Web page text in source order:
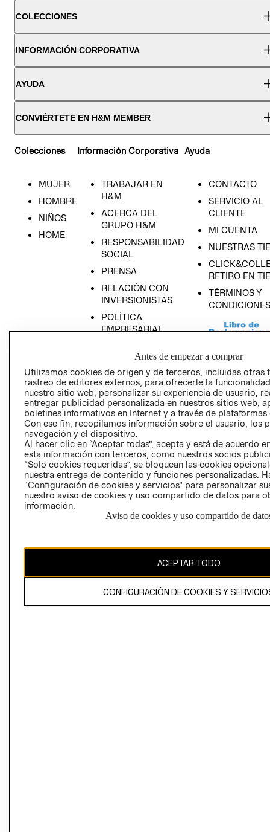
COLECCIONES
INFORMACIÓN CORPORATIVA
AYUDA
CONVIÉRTETE EN H&M MEMBER
Colecciones
MUJER
HOMBRE
NIÑOS
HOME
Información Corporativa
TRABAJAR EN
H&M
ACERCA DEL
GRUPO H&M
RESPONSABILIDAD
SOCIAL
PRENSA
RELACIÓN CON
INVERSIONISTAS
POLÍTICA
EMPRESARIAL
Ayuda
CONTACTO
SERVICIO AL
CLIENTE
MI CUENTA
NUESTRAS
RETIRO EN
TÉRMINOS Y
CONDICIONES
AVISO DE
PRIVACIDAD
GIFT CARD
El contenido de esta página web está protegido por copyright y es
Antes de empezar a comprar
Utilizamos cookies de origen y de terceros, incluidas otras
rastreo de editores externos, para ofrecerle la
nuestro sitio web, personalizar su experiencia de usuario,
entregar publicidad personalizada en nuestros sitios web,
boletines informativos en Internet y a través de plataformas
Con ese fin, recopilamos información sobre el usuario, los
navegación y el dispositivo.
Al hacer clic en “Aceptar todas”, acepta y está de acuerdo
esta información con terceros, como nuestros socios
“Solo cookies requeridas”, se bloquean las cookies
nuestra entrega de contenido y funciones personalizadas.
“Configuración de cookies y servicios” para personalizar
nuestro aviso de cookies y uso compartido de datos para
información.
Aviso de cookies y uso compartido de
ACEPTAR TODO
CONFIGURACIÓN DE COOKIES Y